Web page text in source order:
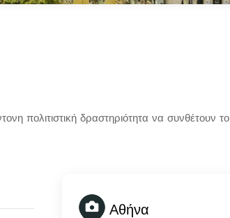
πολιτιστική δραστηριότητα να συνθέτουν το
Αθήνα